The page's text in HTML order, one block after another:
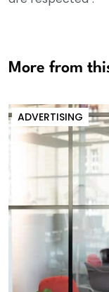
More from
ADVERTISING